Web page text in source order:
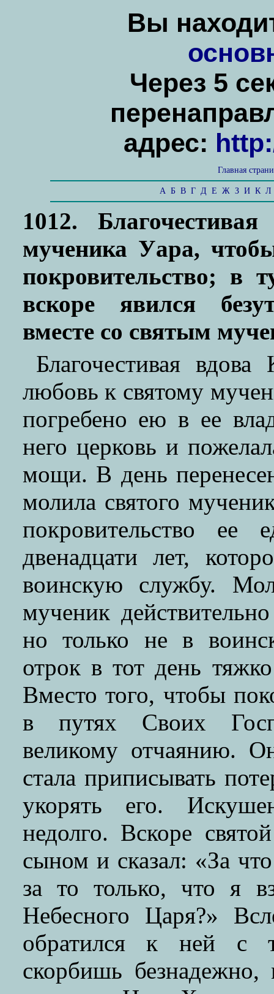
Вы
Через 5
адрес:
Главная
А Б В Г Д Е Ж З И К Л
1012.
мученика Уара,
покровительство; в
вскоре явился
вместе со святым
Благочестивая
любовь к святому
погребено ею в ее
него церковь и
мощи. В день
молила святого
покровительство ее
двенадцати лет,
воинскую службу.
мученик
но только не в
отрок в тот день
Вместо того, чтобы
в путях Своих
великому отчаянию.
стала приписывать
укорять его.
недолго. Вскоре
сыном и сказал: «За
за то только, что я
Небесного Царя?»
обратился к ней с
скорбишь